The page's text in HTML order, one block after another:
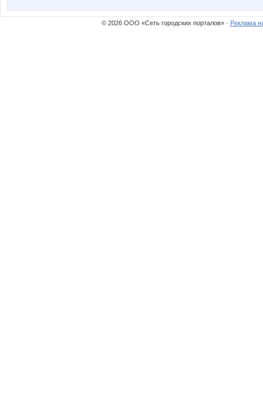
© 2026 ООО «Сеть городских порталов» · Реклама